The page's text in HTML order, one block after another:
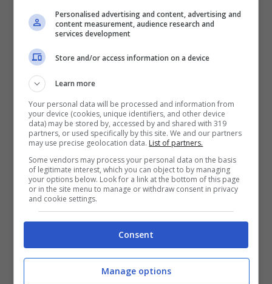
Formula 1, trent’anni dopo
ci sarà il grande ritorno? La
suggestione
Anche il Presidente dellaFIA,Mohammed
Ben Sulayem,si è accodato alle
dichiarazioni diDomenicalicirca
l’interessamento per l’
Africa
che i rapporti con le parti eventualmente
coinvolte sono in corso. Il vicepresidente
Personalised advertising and content, advertising and
content measurement, audience research and
services development
Store and/or access information on a device
Learn more
Your personal data will be processed and information from
your device (cookies, unique identifiers, and other device
data) may be stored by, accessed by and shared with 319
partners, or used specifically by this site. We and our partners
may use precise geolocation data. List of partners.
Some vendors may process your personal data on the basis
of legitimate interest, which you can object to by managing
your options below. Look for a link at the bottom of this page
or in the site menu to manage or withdraw consent in privacy
and cookie settings.
Consent
Manage options